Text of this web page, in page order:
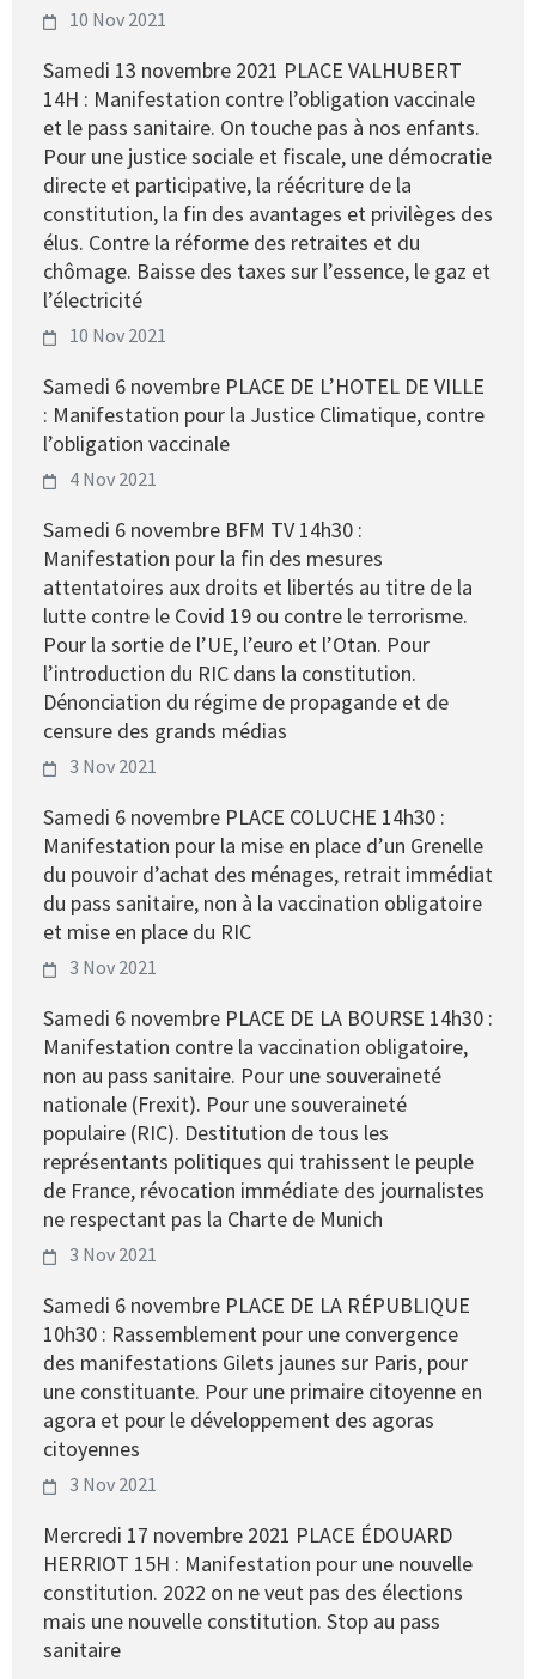
10 Nov 2021
Samedi 13 novembre 2021 PLACE VALHUBERT
14H : Manifestation contre l’obligation vaccinale
et le pass sanitaire. On touche pas à nos enfants.
Pour une justice sociale et fiscale, une démocratie
directe et participative, la réécriture de la
constitution, la fin des avantages et privilèges des
élus. Contre la réforme des retraites et du
chômage. Baisse des taxes sur l’essence, le gaz et
l’électricité
10 Nov 2021
Samedi 6 novembre PLACE DE L’HOTEL DE VILLE
: Manifestation pour la Justice Climatique, contre
l’obligation vaccinale
4 Nov 2021
Samedi 6 novembre BFM TV 14h30 :
Manifestation pour la fin des mesures
attentatoires aux droits et libertés au titre de la
lutte contre le Covid 19 ou contre le terrorisme.
Pour la sortie de l’UE, l’euro et l’Otan. Pour
l’introduction du RIC dans la constitution.
Dénonciation du régime de propagande et de
censure des grands médias
3 Nov 2021
Samedi 6 novembre PLACE COLUCHE 14h30 :
Manifestation pour la mise en place d’un Grenelle
du pouvoir d’achat des ménages, retrait immédiat
du pass sanitaire, non à la vaccination obligatoire
et mise en place du RIC
3 Nov 2021
Samedi 6 novembre PLACE DE LA BOURSE 14h30 :
Manifestation contre la vaccination obligatoire,
non au pass sanitaire. Pour une souveraineté
nationale (Frexit). Pour une souveraineté
populaire (RIC). Destitution de tous les
représentants politiques qui trahissent le peuple
de France, révocation immédiate des journalistes
ne respectant pas la Charte de Munich
3 Nov 2021
Samedi 6 novembre PLACE DE LA RÉPUBLIQUE
10h30 : Rassemblement pour une convergence
des manifestations Gilets jaunes sur Paris, pour
une constituante. Pour une primaire citoyenne en
agora et pour le développement des agoras
citoyennes
3 Nov 2021
Mercredi 17 novembre 2021 PLACE ÉDOUARD
HERRIOT 15H : Manifestation pour une nouvelle
constitution. 2022 on ne veut pas des élections
mais une nouvelle constitution. Stop au pass
sanitaire